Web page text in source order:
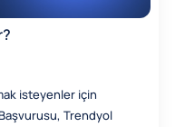
isteyenler için
Trendyol